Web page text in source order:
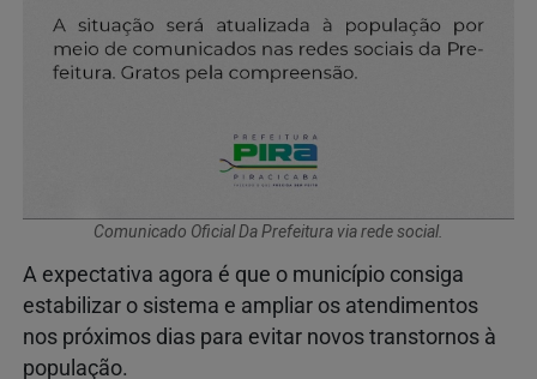
Comunicado Oficial Da Prefeitura via rede social.
A expectativa agora é que o município consiga
estabilizar o sistema e ampliar os atendimentos
nos próximos dias para evitar novos transtornos à
população.